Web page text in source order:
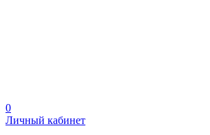
0
Личный кабинет